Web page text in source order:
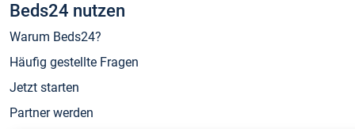
Beds24 nutzen
Warum Beds24?
Häufig gestellte Fragen
Jetzt starten
Partner werden